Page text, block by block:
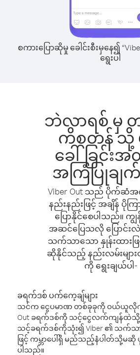
စကားပြောဆိုမှု ခေါင်းစီးမှနေ၍
ရွေးပါ
ဘဲလာရစ် မှ တ
ကိစတန် သို့
ခေါ်ခြင်း
အကြံပြုချက်
Viber Out သည် ပိုက်ဆံ
နည်းနည်းဖြင့် အချိန် ပိုကြ
ပြောနိုင်စေပါသည်။ က
အဆင်ပြေသလို ပြောင်းလဲ
သက်သာသော နှုန်းထားဖြင့်
ဆိုနိုင်သည့် နည်းလမ်းမျာ
ကို ရွေးချယ်ပါ-
ခရက်ဒစ် ပက်ကေ့ချ်များ
သင်က ငွေပမာဏ တစ်ခုခုကို ဝယ်ယူလိုက်
Out ခရက်ဒစ်ကို သင့်ငွေလက်ကျန်ထဲသို့
သင့်ခရက်ဒစ်ကိုသုံး၍ Viber ၏ သက်သာသ
ဖြင့် ကမ္ဘာပေါ်ရှိ မည်သည့်နံပါတ်သို့မဆို
ပါသည်။